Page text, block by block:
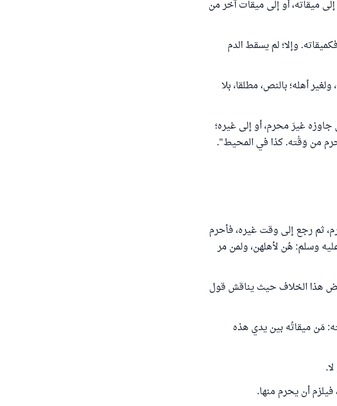
أن يرجع إلى ميقاته، أو إلى ميقات آخر من
وإلا؛ لم يسقط الدم
أهله؛ بالنص، مطلقا، بلا
غيرَ محرم، أو إلى غيره؛
من وَقْته. كذا في المحيط".
ثم رجع إلى وقت غيره، فأحرم
وسلم: هُن لأهلهن، ولمن مر
هذا الخلاف حيث يناقش قول
مَن ميقاتُه بين يدي هذه
أن يحرم منها.